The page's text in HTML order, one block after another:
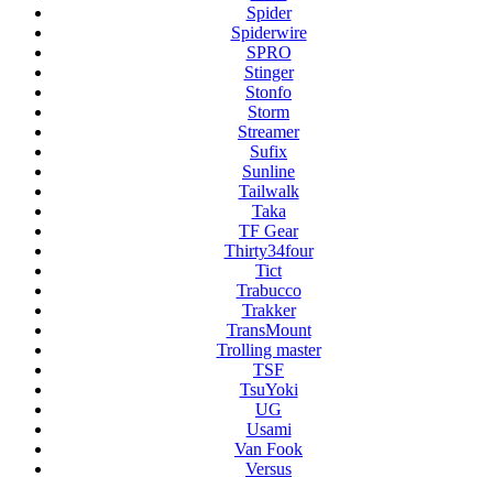
Spider
Spiderwire
SPRO
Stinger
Stonfo
Storm
Streamer
Sufix
Sunline
Tailwalk
Taka
TF Gear
Thirty34four
Tict
Trabucco
Trakker
TransMount
Trolling master
TSF
TsuYoki
UG
Usami
Van Fook
Versus